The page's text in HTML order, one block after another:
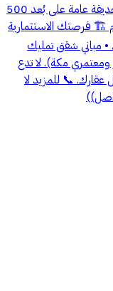
المسجد : أقل من 180 م • للعائلات والترفيه: حديقة عامة على بُعد 500
• محطة الوقود : 500 م • المدارس : 500م 🏗️ فرصتك الاستثمارية
مباني شقق تمليك
مكة). لا تدع
عقارك. 📞 للمزيد لا